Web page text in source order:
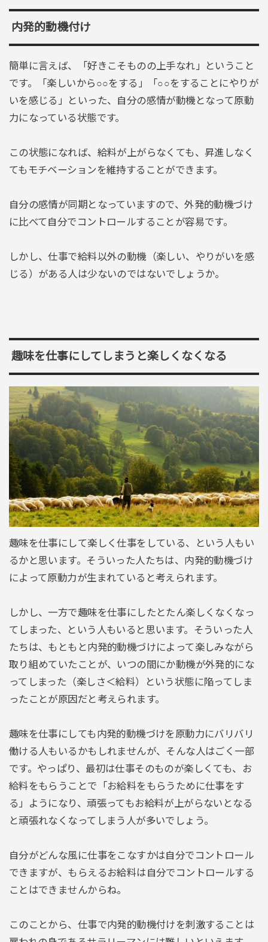
内発的動機付け
簡単に言えば、「好きこそものの上手なれ」ということ
です。「楽しいから○○をする」「○○をすることにやりが
いを感じる」といった、自分の感情が動機となって原動
力になっている状態です。
この状態になれば、給料が上がらなくても、昇進しなく
てもモチベーションを維持することができます。
自分の感情が同期となっていますので、外発的動機づけ
に比べて自分でコントロールすることが容易です。
しかし、仕事で給料以外の動機（楽しい、やりがいを感
じる）がある人は少ないのではないでしょうか。
趣味を仕事にしてしまうと楽しくなくなる
趣味を仕事にして楽しく仕事をしている、という人もい
るかと思います。そういった人たちは、内発的動機づけ
によって原動力が生まれていると考えられます。
しかし、一方で趣味を仕事にしたとたん楽しくなくなっ
てしまった、という人もいると思います。そういった人
たちは、もともと内発的動機づけによって楽しみながら
取り組めていたことが、いつの間にか動機が外発的にな
ってしまった（楽しさ＜給料）という状態に陥ってしま
ったことが原因だと考えられます。
趣味を仕事にしても内発的動機づけを原動力にバリバリ
働ける人もいるかもしれませんが、そんな人はごく一部
です。やっぱり、最初は仕事そのものが楽しくても、お
給料をもらうことで「お給料をもらうために仕事をす
る」ようになり、頑張ってもお給料が上がらないとなる
と頑張れなくなってしまう人が多いでしょう。
自分がどんな風に仕事をこなすかは自分でコントロール
できますが、もらえるお給料は自分でコントロールする
ことはできませんからね。
このことから、仕事で内発的動機付けを刺激することは